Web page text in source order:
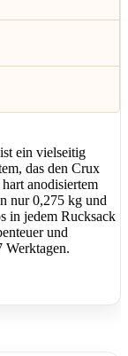
ein vielseitig
das den Crux
anodisiertem
nur 0,275 kg und
in jedem Rucksack
und
Werktagen.